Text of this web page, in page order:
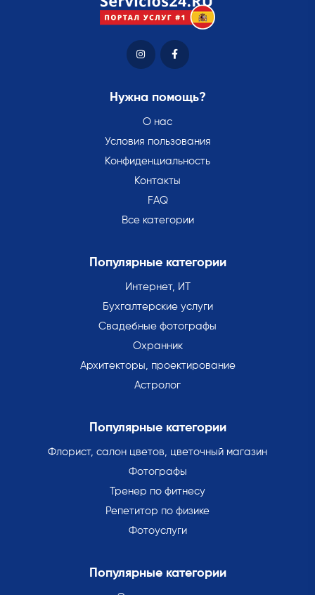
Нужна помощь?
О нас
Условия пользования
Конфиденциальность
Контакты
FAQ
Все категории
Популярные категории
Интернет, ИТ
Бухгалтерские услуги
Свадебные фотографы
Охранник
Архитекторы, проектирование
Астролог
Популярные категории
Флорист, салон цветов, цветочный магазин
Фотографы
Тренер по фитнесу
Репетитор по физике
Фотоуслуги
Популярные категории